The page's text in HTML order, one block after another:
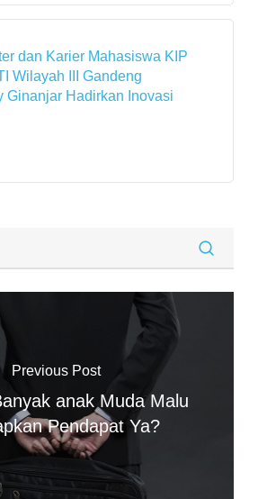
dan Karier Mahasiswa KIP
Wilayah III Gandeng
Ginanjar Hadirkan Inovasi
Previous Post
anak Muda Malu
Pendapat Ya?